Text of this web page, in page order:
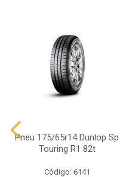
Pneu 175/65r14 Dunlop Sp
Touring R1 82t
Código: 6141